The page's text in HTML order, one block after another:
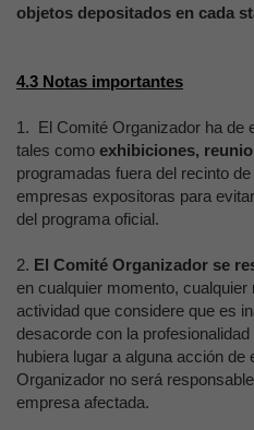
objetos depositados en cada
4.3 Notas importantes
1. El Comité Organizador ha de
tales como exhibiciones,
programadas fuera del recinto
empresas expositoras para
del programa oficial.
2. El Comité Organizador se
en cualquier momento,
actividad que considere que es
desacorde con la
hubiera lugar a alguna acción de
Organizador no será
empresa afectada.